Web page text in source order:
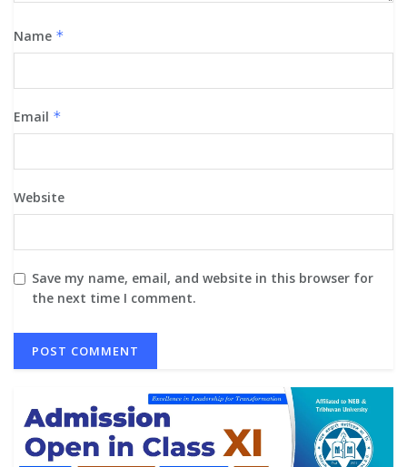
Name *
Email *
Website
Save my name, email, and website in this browser for
the next time I comment.